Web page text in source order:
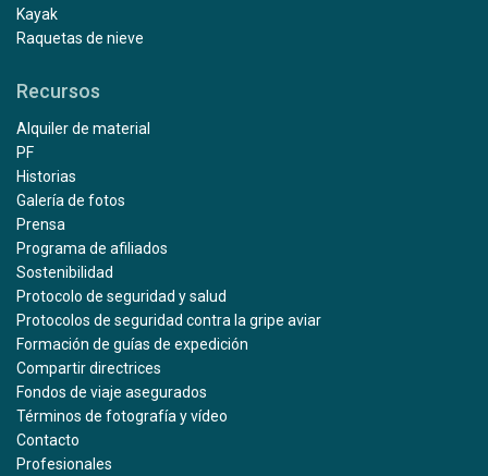
Kayak
Raquetas de nieve
Recursos
Alquiler de material
PF
Historias
Galería de fotos
Prensa
Programa de afiliados
Sostenibilidad
Protocolo de seguridad y salud
Protocolos de seguridad contra la gripe aviar
Formación de guías de expedición
Compartir directrices
Fondos de viaje asegurados
Términos de fotografía y vídeo
Contacto
Profesionales